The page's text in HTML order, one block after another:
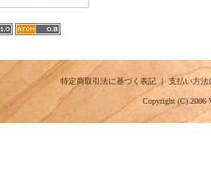
特定商取引法に基づく表記｜支払い方法
Copyright (C) 2006